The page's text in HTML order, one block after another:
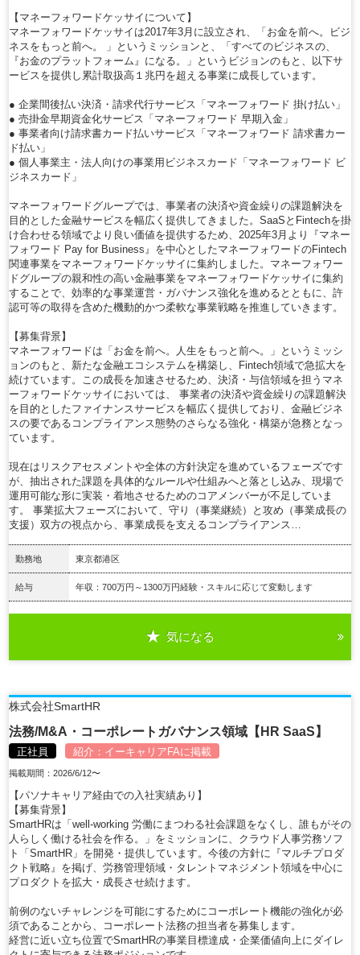
【マネーフォワードケッサイについて】
マネーフォワードケッサイは2017年3月に設立され、「お金を前へ。ビジ
ネスをもっと前へ。 」というミッションと、「すべてのビジネスの、
『お金のプラットフォーム』になる。」というビジョンのもと、以下サ
ービスを提供し累計取扱高１兆円を超える事業に成長しています。
● 企業間後払い決済・請求代行サービス「マネーフォワード 掛け払い」
● 売掛金早期資金化サービス「マネーフォワード 早期入金」
● 事業者向け請求書カード払いサービス「マネーフォワード 請求書カー
ド払い」
● 個人事業主・法人向けの事業用ビジネスカード「マネーフォワード ビ
ジネスカード」
マネーフォワードグループでは、事業者の決済や資金繰りの課題解決を
目的とした金融サービスを幅広く提供してきました。SaaSとFintechを掛
け合わせる領域でより良い価値を提供するため、2025年3月より『マネー
フォワード Pay for Business』を中心としたマネーフォワードのFintech
関連事業をマネーフォワードケッサイに集約しました。マネーフォワー
ドグループの親和性の高い金融事業をマネーフォワードケッサイに集約
することで、効率的な事業運営・ガバナンス強化を進めるとともに、許
認可等の取得を含めた機動的かつ柔軟な事業戦略を推進していきます。
【募集背景】
マネーフォワードは「お金を前へ。人生をもっと前へ。」というミッシ
ョンのもと、新たな金融エコシステムを構築し、Fintech領域で急拡大を
続けています。この成長を加速させるため、決済・与信領域を担うマネ
ーフォワードケッサイにおいては、 事業者の決済や資金繰りの課題解決
を目的としたファイナンスサービスを幅広く提供しており、金融ビジネ
スの要であるコンプライアンス態勢のさらなる強化・構築が急務となっ
ています。
現在はリスクアセスメントや全体の方針決定を進めているフェーズです
が、抽出された課題を具体的なルールや仕組みへと落とし込み、現場で
運用可能な形に実装・着地させるためのコアメンバーが不足していま
す。 事業拡大フェーズにおいて、守り（事業継続）と攻め（事業成長の
支援）双方の視点から、事業成長を支えるコンプライアンス…
勤務地 東京都港区
給与 年収：700万円～1300万円経験・スキルに応じて変動します
気になる
株式会社SmartHR
法務/M&A・コーポレートガバナンス領域【HR SaaS】
正社員 紹介： イーキャリアFAに掲載
掲載期間：2026/6/12〜
【パソナキャリア経由での入社実績あり】
【募集背景】
SmartHRは「well-working 労働にまつわる社会課題をなくし、誰もがその
人らしく働ける社会を作る。」をミッションに、クラウド人事労務ソフ
ト「SmartHR」を開発・提供しています。今後の方針に『マルチプロダ
クト戦略』を掲げ、労務管理領域・タレントマネジメント領域を中心に
プロダクトを拡大・成長させ続けます。
前例のないチャレンジを可能にするためにコーポレート機能の強化が必
須であることから、コーポレート法務の担当者を募集します。
経営に近い立ち位置でSmartHRの事業目標達成・企業価値向上にダイレ